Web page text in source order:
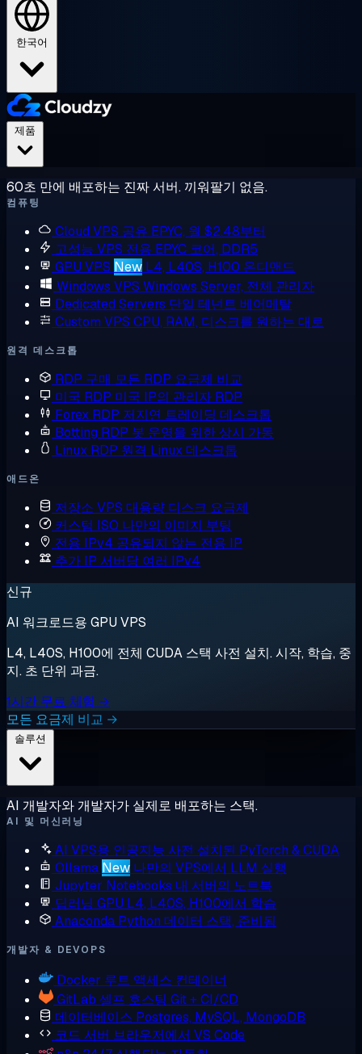
한국어
60초 만에 배포하는 진짜 서버. 끼워팔기 없음.
컴퓨팅
Cloud VPS 공유 EPYC, 월 $2.48부터
고성능 VPS 전용 EPYC 코어, DDR5
GPU VPS New L4, L40S, H100 온디맨드
Windows VPS Windows Server, 전체 관리자
Dedicated Servers 단일 테넌트 베어메탈
Custom VPS CPU, RAM, 디스크를 원하는 대로
원격 데스크톱
RDP 구매 모든 RDP 요금제 비교
미국 RDP 미국 IP의 관리자 RDP
Forex RDP 저지연 트레이딩 데스크톱
Botting RDP 봇 운영을 위한 상시 가동
Linux RDP 원격 Linux 데스크톱
애드온
저장소 VPS 대용량 디스크 요금제
커스텀 ISO 나만의 이미지 부팅
전용 IPv4 공유되지 않는 전용 IP
추가 IP 서버당 여러 IPv4
신규
AI 워크로드용 GPU VPS
L4, L40S, H100에 전체 CUDA 스택 사전 설치. 시작, 학습, 중
지. 초 단위 과금.
1시간 무료 체험 →
모든 요금제 비교 →
AI 개발자와 개발자가 실제로 배포하는 스택.
AI 및 머신러닝
AI VPS용 인공지능 사전 설치된 PyTorch & CUDA
Ollama New 나만의 VPS에서 LLM 실행
Jupyter Notebooks 내 서버의 노트북
딥러닝 GPU L4, L40S, H100에서 학습
Anaconda Python 데이터 스택, 준비됨
개발자 & DEVOPS
Docker 루트 액세스 컨테이너
GitLab 셀프 호스팅 Git + CI/CD
데이터베이스 Postgres, MySQL, MongoDB
코드 서버 브라우저에서 VS Code